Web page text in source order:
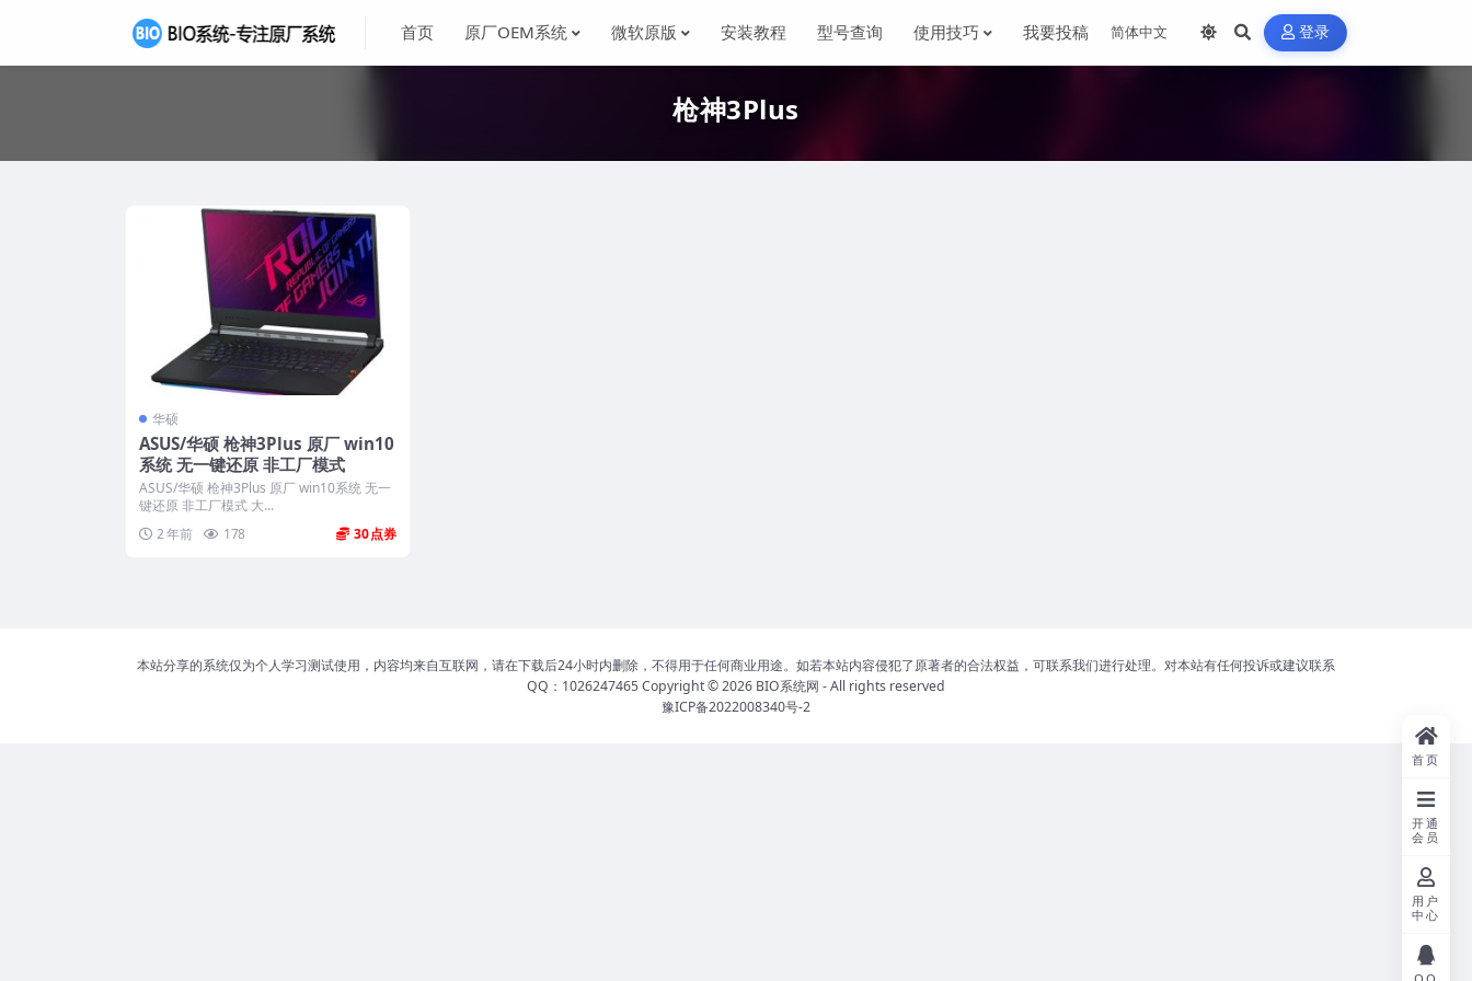
首页 原厂OEM系统 微软原版 安装教程 型号查询 使用技巧 我要投稿 登录
枪神3Plus
华硕
ASUS/华硕 枪神3Plus 原厂 win10
系统 无一键还原 非工厂模式
ASUS/华硕 枪神3Plus 原厂 win10系统 无一
键还原 非工厂模式 大...
2 年前
178 30
本站分享的系统仅为个人学习测试使用，内容均来自互联网，请在下载后24小时内删除，不得用于任何商业用途。如若本站内容侵犯了原著者的合法权益，可联系我们进行处理。对本站有任何投诉或建议联系
QQ：1026247465 Copyright © 2026 BIO系统网 - All rights reserved
豫ICP备2022008340号-2
首页
开通
会员
用户
中心